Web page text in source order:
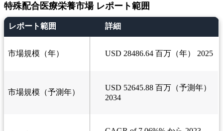
特殊配合医療栄養市場 レポート範囲
レポート範囲 詳細
市場規模（年） USD 28486.64 百万（年） 2025
市場規模（予測年）
USD 52645.88 百万（予測年）
2034